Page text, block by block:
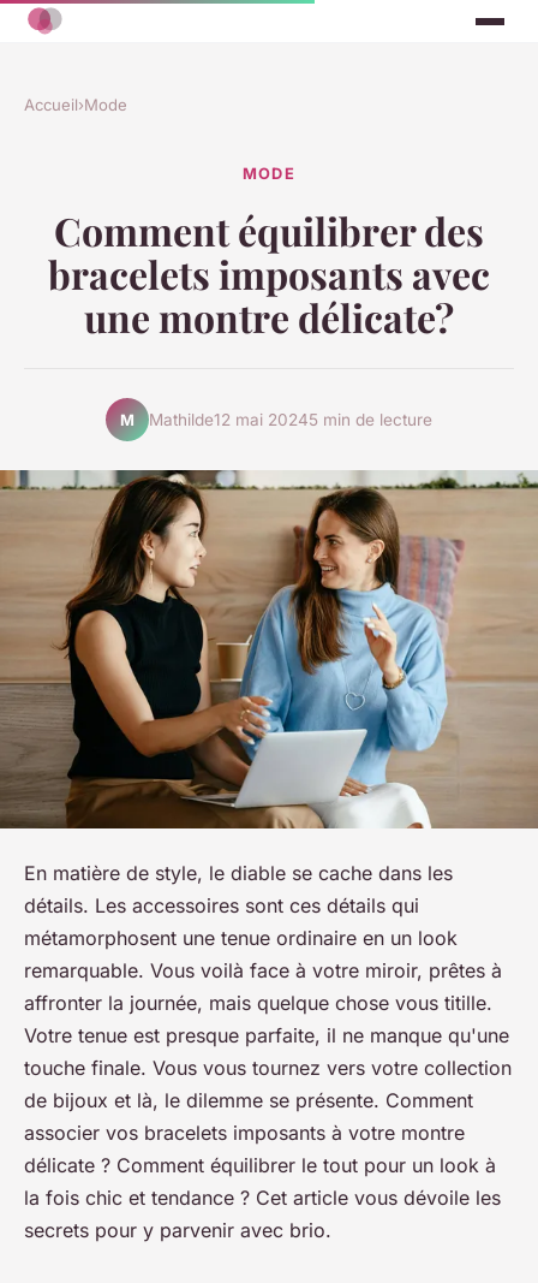
Accueil›Mode
MODE
Comment équilibrer des
bracelets imposants avec
une montre délicate?
M Mathilde12 mai 20245 min de lecture
En matière de style, le diable se cache dans les
détails. Les accessoires sont ces détails qui
métamorphosent une tenue ordinaire en un look
remarquable. Vous voilà face à votre miroir, prêtes à
affronter la journée, mais quelque chose vous titille.
Votre tenue est presque parfaite, il ne manque qu'une
touche finale. Vous vous tournez vers votre collection
de bijoux et là, le dilemme se présente. Comment
associer vos bracelets imposants à votre montre
délicate ? Comment équilibrer le tout pour un look à
la fois chic et tendance ? Cet article vous dévoile les
secrets pour y parvenir avec brio.